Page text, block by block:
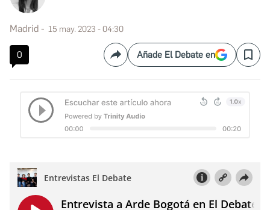
Madrid 15 may. 2023 - 04:30
0 CompartirAñade El Debate en Save